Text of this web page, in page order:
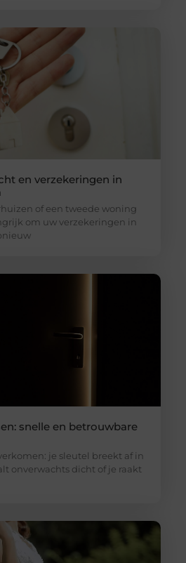
en verzekeringen in
of een tweede woning
om uw verzekeringen in
snelle en betrouwbare
je sleutel breekt af in
onverwachts dicht of je raakt